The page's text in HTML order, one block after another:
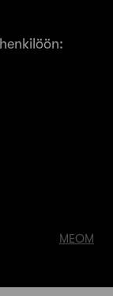
MEOM